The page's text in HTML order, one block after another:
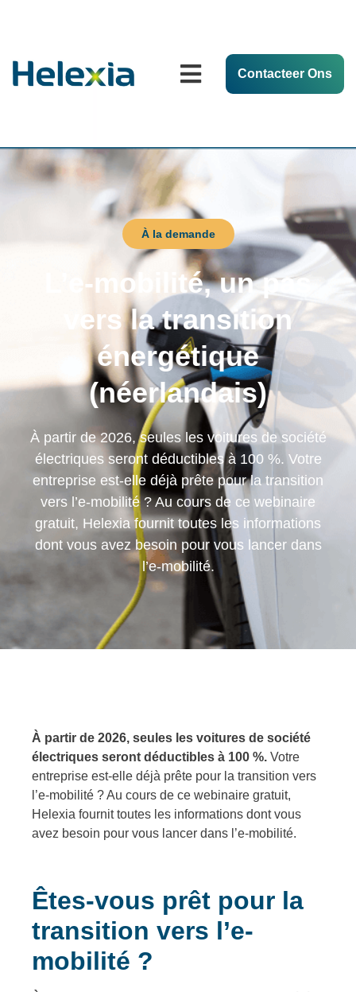
Contacteer Ons
À la demande
L’e-mobilité, un pas
vers la transition
énergétique
(néerlandais)
À partir de 2026, seules les voitures de société
électriques seront déductibles à 100 %. Votre
entreprise est-elle déjà prête pour la transition
vers l’e-mobilité ? Au cours de ce webinaire
gratuit, Helexia fournit toutes les informations
dont vous avez besoin pour vous lancer dans
l’e-mobilité.
À partir de 2026, seules les voitures de société
électriques seront déductibles à 100 %. Votre
entreprise est-elle déjà prête pour la transition vers
l’e-mobilité ? Au cours de ce webinaire gratuit,
Helexia fournit toutes les informations dont vous
avez besoin pour vous lancer dans l’e-mobilité.
Êtes-vous prêt pour la
transition vers l’e-
mobilité ?